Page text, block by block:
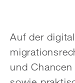
Auf der
und